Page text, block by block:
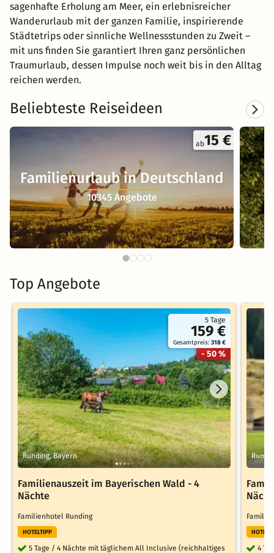
sagenhafte Erholung am Meer, ein erlebnisreicher
Wanderurlaub mit der ganzen Familie, inspirierende
Städtetrips oder sinnliche Wellnessstunden zu Zweit –
mit uns finden Sie garantiert Ihren ganz persönlichen
Traumurlaub, dessen Impulse noch weit bis in den Alltag
reichen werden.
Beliebteste Reiseideen
ab15 €
Familienurlaub in Deutschland
10345 Angebote
Top Angebote
5 Tage
159 €
Gesamtpreis:318 €
- 50 %
Runding, Bayern
Familienauszeit im Bayerischen Wald - 4
Nächte
Familienhotel Runding
HOTELTIPP
5 Tage / 4 Nächte mit täglichem All Inclusive (reichhaltiges
4